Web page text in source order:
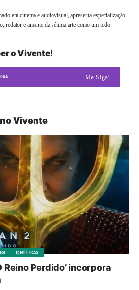
em cinema e audiovisual, apresenta especialização
redator e amante da sétima arte como um todo.
o Vivente!
Me Siga!
Vivente
CRÍTICA
Reino Perdido’ incorpora